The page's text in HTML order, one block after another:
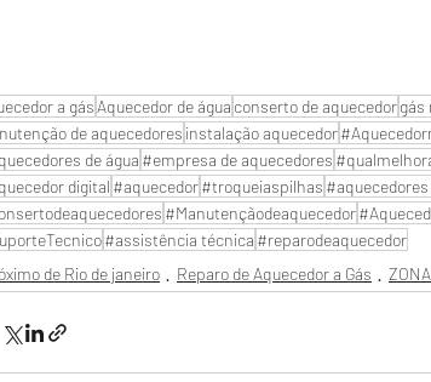
a gás Aquecedor de água conserto de aquecedorgás
de aquecedores instalação aquecedor
de água #empresa de aquecedores
digital #aquecedor#troqueiaspilhas #aquecedores
#Manutençãodeaquecedor
#assistência técnica #reparodeaquecedor
de Rio de janeiro
Reparo de Aquecedor a Gás